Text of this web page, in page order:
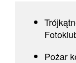
Pożar